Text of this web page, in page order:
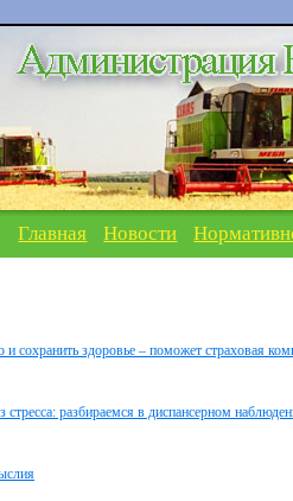
Главная Новости
сохранить здоровье – поможет страховая
стресса: разбираемся в диспансерном